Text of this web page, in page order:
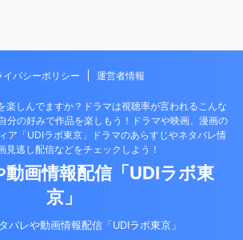
イバシーポリシー 運営者情報
楽しんでますか？ドラマは視聴率が言われるこんな
分の好みで作品を楽しもう！ドラマや映画、漫画の
ア「UDIラボ東京」ドラマのあらすじやネタバレ情
見逃し配信などをチェックしよう！
画情報配信「UDIラボ東
京」
レや動画情報配信「UDIラボ東京」